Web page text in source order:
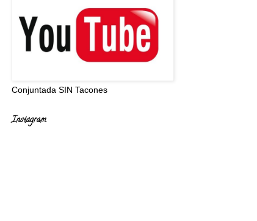
Conjuntada SIN Tacones
Instagram